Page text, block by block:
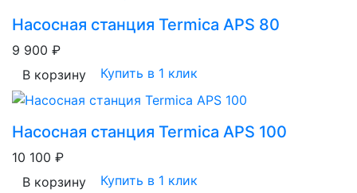
Насосная станция Termica APS 80
9 900 ₽
В корзину
Купить в 1 клик
Насосная станция Termica APS 100
10 100 ₽
В корзину
Купить в 1 клик